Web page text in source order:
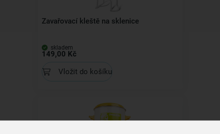
Zavařovací kleště na sklenice
skladem
149,00 Kč
Vložit do košíku